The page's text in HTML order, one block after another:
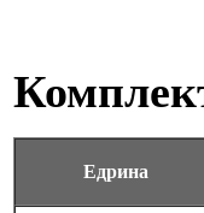
Едрина